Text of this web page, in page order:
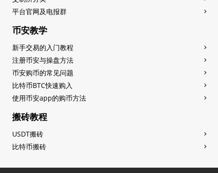
平台官网及电报群
币安教学
新手交易的入门教程
注册币安与操盘方法
币安购币的常见问题
比特币BTC快速购入
使用币安app的购币方法
搬砖教程
USDT搬砖
比特币搬砖